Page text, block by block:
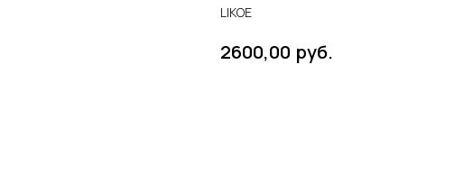
LIKOE
2600,00 руб.